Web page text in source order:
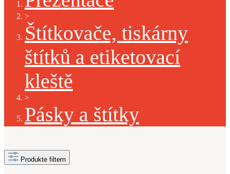
>
Štítkovače, tiskárny
štítků a etiketovací
kleště
>
Pásky a štítky
Produkte filtern